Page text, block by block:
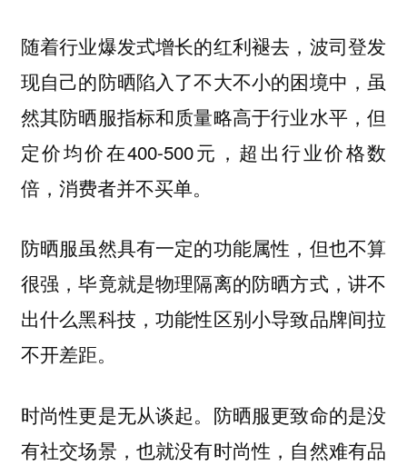
随着行业爆发式增长的红利褪去，波司登发
现自己的防晒陷入了不大不小的困境中，虽
然其防晒服指标和质量略高于行业水平，但
定价均价在400-500元，超出行业价格数
倍，消费者并不买单。
防晒服虽然具有一定的功能属性，但也不算
很强，毕竟就是物理隔离的防晒方式，讲不
出什么黑科技，功能性区别小导致品牌间拉
不开差距。
时尚性更是无从谈起。防晒服更致命的是没
有社交场景，也就没有时尚性，自然难有品